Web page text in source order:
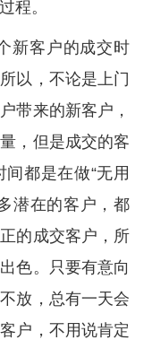
程。
新客户的成交时
以，不论是上门
带来的新客户，
，但是成交的客
都是在做“无用
潜在的客户，都
的成交客户，所
色。只要有意向
放，总有一天会
户，不用说肯定